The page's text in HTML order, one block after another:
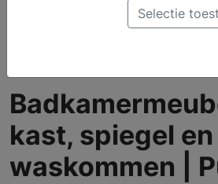
kast, spiegel en
waskommen |
Selectie